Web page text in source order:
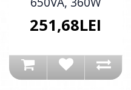
251,68LEI